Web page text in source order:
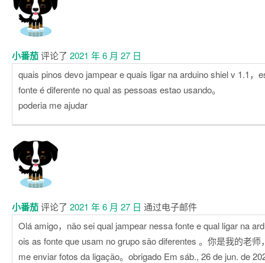
小番茄评论了 2021 年 6 月 27 日
quais pinos devo jampear e quais ligar na arduino shiel v 1.1，
fonte é diferente no qual as pessoas estao usando。
poderia me ajudar
小番茄评论了 2021 年 6 月 27 日 通过电子邮件
Olá amigo，não sei qual jampear nessa fonte e qual ligar na
ois as fonte que usam no grupo são diferentes 。你是我的老
me enviar fotos da ligação。obrigado Em sáb., 26 de jun. de